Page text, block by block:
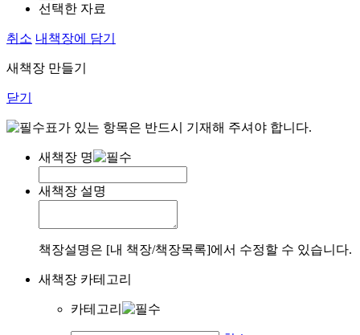
선택한 자료
취소 내책장에 담기
새책장 만들기
닫기
표가 있는 항목은 반드시 기재해 주셔야 합니다.
새책장 명
새책장 설명
책장설명은 [내 책장/책장목록]에서 수정할 수 있습니다.
새책장 카테고리
카테고리